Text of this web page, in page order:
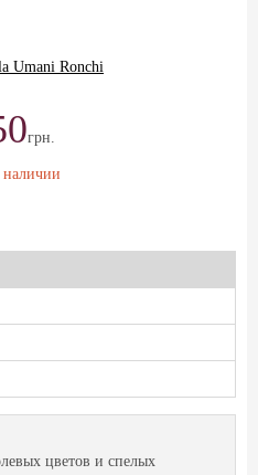
Umani Ronchi
грн.
цветов и спелых